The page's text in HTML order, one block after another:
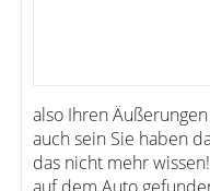
also Ihren
auch sein Sie haben
das nicht mehr